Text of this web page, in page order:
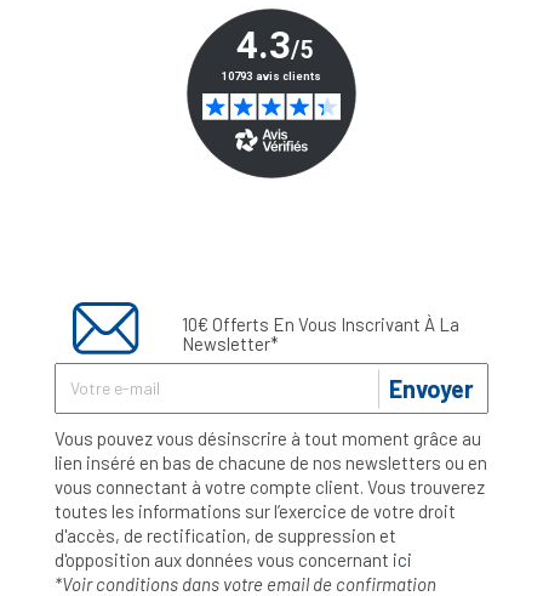
10€ Offerts En Vous Inscrivant À La
Newsletter*
Envoyer
Vous pouvez vous désinscrire à tout moment grâce au
lien inséré en bas de chacune de nos newsletters ou en
vous connectant à votre compte client. Vous trouverez
toutes les informations sur l’exercice de votre droit
d'accès, de rectification, de suppression et
d'opposition aux données vous concernant ici
*Voir conditions dans votre email de confirmation